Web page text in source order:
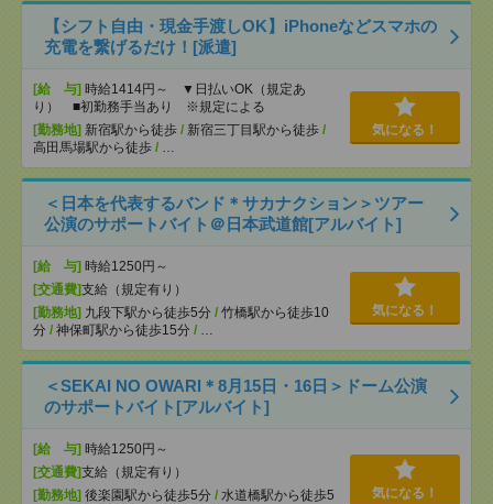
【シフト自由・現金手渡しOK】iPhoneなどスマホの
充電を繋げるだけ！[派遣]
[給 与] 時給1414円～ ▼日払いOK（規定あ
り） ■初勤務手当あり ※規定による
[勤務地] 新宿駅から徒歩 / 新宿三丁目駅から徒歩 /
高田馬場駅から徒歩 / …
気になる！
＜日本を代表するバンド＊サカナクション＞ツアー
公演のサポートバイト＠日本武道館[アルバイト]
[給 与] 時給1250円～
[交通費]支給（規定有り）
[勤務地] 九段下駅から徒歩5分 / 竹橋駅から徒歩10
分 / 神保町駅から徒歩15分 / …
気になる！
＜SEKAI NO OWARI＊8月15日・16日＞ドーム公演
のサポートバイト[アルバイト]
[給 与] 時給1250円～
[交通費]支給（規定有り）
[勤務地] 後楽園駅から徒歩5分 / 水道橋駅から徒歩5
気になる！